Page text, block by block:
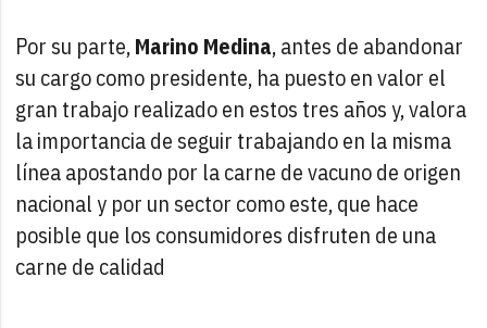
Por su parte,Marino Medina, antes de abandonar
su cargo como presidente, ha puesto en valor el
gran trabajo realizado en estos tres años y, valora
la importancia de seguir trabajando en la misma
línea apostando por la carne de vacuno de origen
nacional y por un sector como este, que hace
posible que los consumidores disfruten de una
carne de calidad